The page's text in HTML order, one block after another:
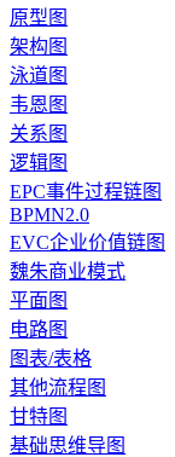
原型图
架构图
泳道图
韦恩图
关系图
逻辑图
EPC事件过程链图
BPMN2.0
EVC企业价值链图
魏朱商业模式
平面图
电路图
图表/表格
其他流程图
甘特图
基础思维导图